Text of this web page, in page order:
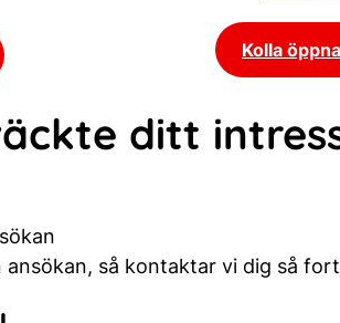
Kolla
ditt
så kontaktar vi dig så